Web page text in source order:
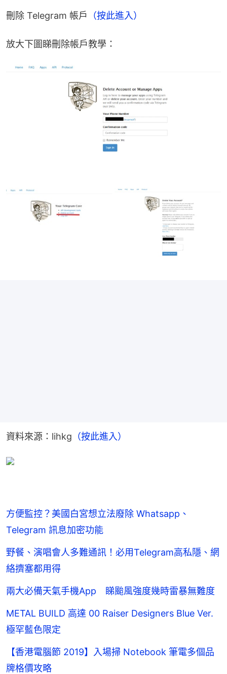
刪除 Telegram 帳戶 （按此進入）
放大下圖睇刪除帳戶教學：
資料來源：lihkg （按此進入）
方便監控？美國白宮想立法廢除 Whatsapp、
Telegram 訊息加密功能
野餐、演唱會人多難通訊！必用Telegram高私隱、網
絡擠塞都用得
兩大必備天氣手機App 睇颱風強度幾時雷暴無難度
METAL BUILD 高達 00 Raiser Designers Blue Ver.
極罕藍色限定
【香港電腦節 2019】入場掃 Notebook 筆電多個品
牌格價攻略